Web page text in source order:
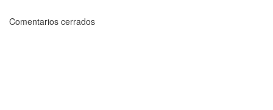
Comentarios cerrados